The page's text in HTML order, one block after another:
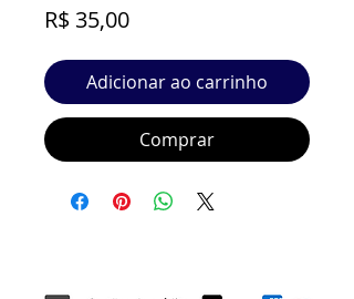
R$ 35,00Preço
Adicionar ao carrinho
Comprar